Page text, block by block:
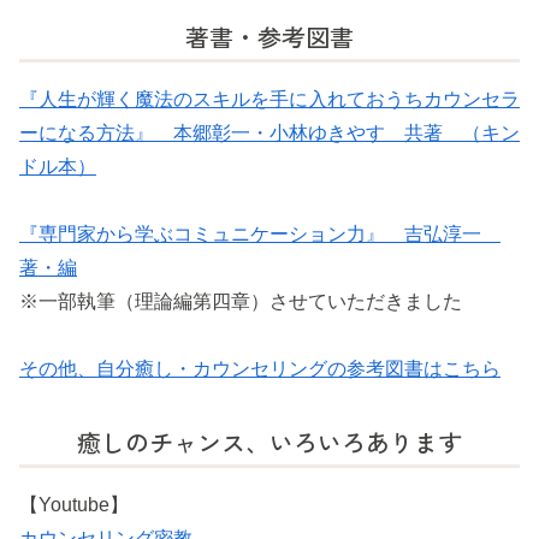
著書・参考図書
『人生が輝く魔法のスキルを手に入れておうちカウンセラ
ーになる方法』 本郷彰一・小林ゆきやす 共著 （キン
ドル本）
『専門家から学ぶコミュニケーション力』 吉弘淳一
著・編
※一部執筆（理論編第四章）させていただきました
その他、自分癒し・カウンセリングの参考図書はこちら
癒しのチャンス、いろいろあります
【Youtube】